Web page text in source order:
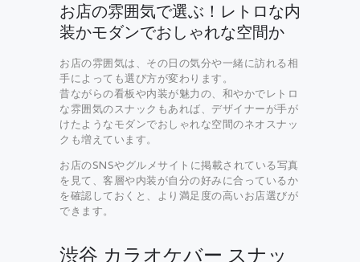
お店の雰囲気で選ぶ！レトロな内
装かモダンでおしゃれな空間か
お店の雰囲気は、その日の気分や一緒に訪れる相
手によっても選び方が変わります。
昔ながらの看板や内装が魅力の、和やかでレトロ
な雰囲気のスナックもあれば、デザイナーが手が
けたようなモダンでおしゃれな空間のネオスナッ
クも増えています。
お店のSNSやグルメサイトに掲載されている写真
を見て、客層や内装が自分の好みに合っているか
を確認しておくと、より満足度の高いお店選びが
できます。
渋谷 カラオケバー スナッ